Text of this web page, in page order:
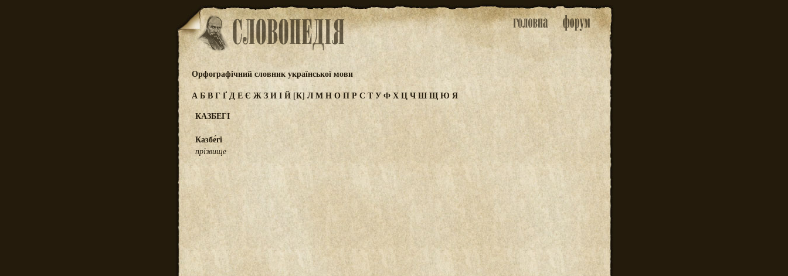
Орфографічний словник української мови
АБВГҐДЕЄ ЖЗИІЙ [К] ЛМНОПРС ТУФХЦЧШЩЮ Я
КАЗБЕГІ
Казбе́гі
прізвище